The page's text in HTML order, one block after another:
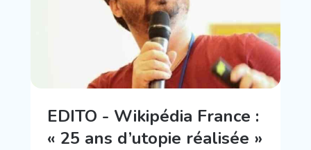
EDITO - Wikipédia France :
« 25 ans d’utopie réalisée »